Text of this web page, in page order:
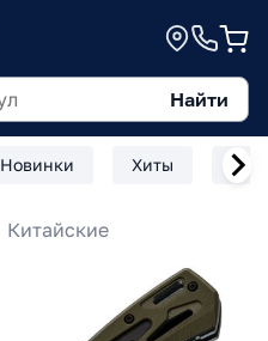
Найти
Новинки Хиты
Китайские